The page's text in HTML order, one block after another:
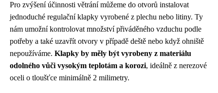
Pro zvýšení účinnosti větrání můžeme do otvorů instalovat
jednoduché regulační klapky vyrobené z plechu nebo litiny. Ty
nám umožní kontrolovat množství přiváděného vzduchu podle
potřeby a také uzavřít otvory v případě deště nebo když ohniště
nepoužíváme. Klapky by měly být vyrobeny z materiálu
odolného vůči vysokým teplotám a korozi, ideálně z nerezové
oceli o tloušťce minimálně 2 milimetry.